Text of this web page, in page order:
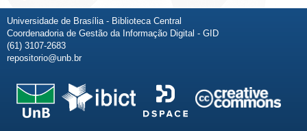
Universidade de Brasília - Biblioteca Central
Coordenadoria de Gestão da Informação Digital - GID
(61) 3107-2683
repositorio@unb.br